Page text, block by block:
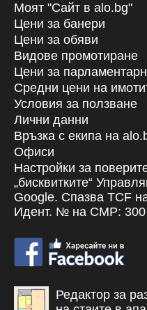
Моят "Сайт в alo.bg"
Цени за банери
Цени за обяви
Видове промотиране
Цени за
Средни цени на
Условия за ползване
Лични данни
Връзка с екипa на
Офиси
Настройки за
„бисквитките“
Google. Спазва TCF
Идент. № на CMP: 300
Редактор за